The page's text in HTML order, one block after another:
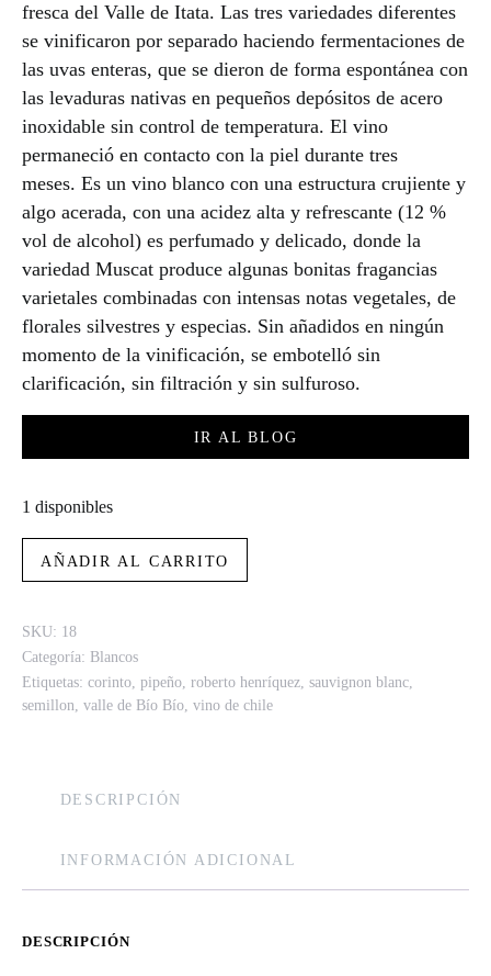
fresca del Valle de Itata. Las tres variedades diferentes
se vinificaron por separado haciendo fermentaciones de
las uvas enteras, que se dieron de forma espontánea con
las levaduras nativas en pequeños depósitos de acero
inoxidable sin control de temperatura. El vino
permaneció en contacto con la piel durante tres
meses. Es un vino blanco con una estructura crujiente y
algo acerada, con una acidez alta y refrescante (12 %
vol de alcohol) es perfumado y delicado, donde la
variedad Muscat produce algunas bonitas fragancias
varietales combinadas con intensas notas vegetales, de
florales silvestres y especias. Sin añadidos en ningún
momento de la vinificación, se embotelló sin
clarificación, sin filtración y sin sulfuroso.
IR AL BLOG
1 disponibles
AÑADIR AL CARRITO
SKU: 18
Categoría: Blancos
Etiquetas: corinto pipeño roberto henríquez sauvignon blanc
semillon valle de Bío Bío vino de chile
DESCRIPCIÓN
INFORMACIÓN ADICIONAL
DESCRIPCIÓN